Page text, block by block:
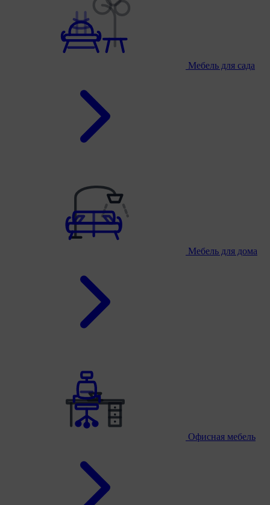
Мебель для сада
Мебель для дома
Офисная мебель